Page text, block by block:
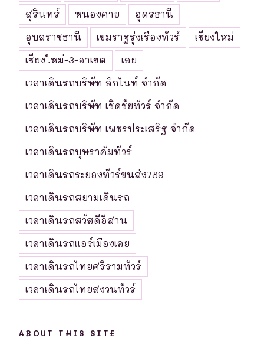
สุรินทร์
หนองคาย
อุดรธานี
อุบลราชธานี
เขมราฐรุ่งเรืองทัวร์
เชียงใหม่
เชียงใหม่-3-อาเขต
เลย
เวลาเดินรถบริษัท ลิกไนท์ จำกัด
เวลาเดินรถบริษัท เชิดชัยทัวร์ จำกัด
เวลาเดินรถบริษัท เพชรประเสริฐ จำกัด
เวลาเดินรถบุษราคัมทัวร์
เวลาเดินรถระยองทัวร์ขนส่ง789
เวลาเดินรถสยามเดินรถ
เวลาเดินรถสวัสดีอีสาน
เวลาเดินรถแอร์เมืองเลย
เวลาเดินรถไทยศรีรามทัวร์
เวลาเดินรถไทยสงวนทัวร์
ABOUT THIS SITE